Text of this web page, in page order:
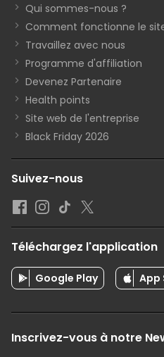
Qui sommes-nous ?
Comment fonctionne le
Travaillez avec nous
Programme d'affiliation
Devenez Partenaire
Health points
Site web de l'entreprise
Black Friday 2026
Suivez-nous
Téléchargez l'application
Google Play App
Inscrivez-vous à notre